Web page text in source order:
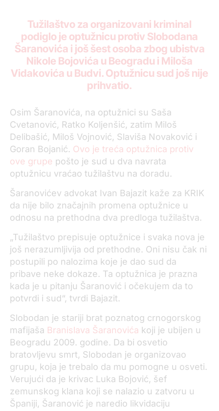
Tužilaštvo za organizovani kriminal
podiglo je optužnicu protiv Slobodana
Šaranovića i još šest osoba zbog ubistva
Nikole Bojovića u Beogradu i Miloša
Vidakovića u Budvi. Optužnicu sud još nije
prihvatio.
Osim Šaranovića, na optužnici su Saša
Cvetanović, Ratko Koljenšić, zatim Miloš
Delibašić, Miloš Vojnović, Slaviša Novaković i
Goran Bojanić. Ovo je treća optužnica protiv
ove grupe pošto je sud u dva navrata
optužnicu vraćao tužilaštvu na doradu.
Šaranovićev advokat Ivan Bajazit kaže za KRIK
da nije bilo značajnih promena optužnice u
odnosu na prethodna dva predloga tužilaštva.
„Tužilaštvo prepisuje optužnice i svaka nova je
još nerazumljivija od prethodne. Oni nisu čak ni
postupili po nalozima koje je dao sud da
pribave neke dokaze. Ta optužnica je prazna
kada je u pitanju Šaranović i očekujem da to
potvrdi i sud“, tvrdi Bajazit.
Slobodan je stariji brat poznatog crnogorskog
mafijaša Branislava Šaranovića koji je ubijen u
Beogradu 2009. godine. Da bi osvetio
bratovljevu smrt, Slobodan je organizovao
grupu, koja je trebalo da mu pomogne u osveti.
Verujući da je krivac Luka Bojović, šef
zemunskog klana koji se nalazio u zatvoru u
Španiji, Šaranović je naredio likvidaciju